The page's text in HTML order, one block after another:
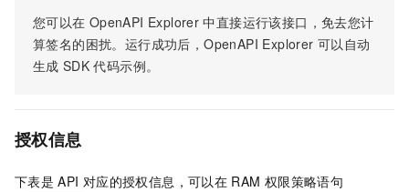
您可以在 OpenAPI Explorer 中直接运行该接口，免去您计
算签名的困扰。运行成功后，OpenAPI Explorer 可以自动
生成 SDK 代码示例。
授权信息
下表是 API 对应的授权信息，可以在 RAM 权限策略语句